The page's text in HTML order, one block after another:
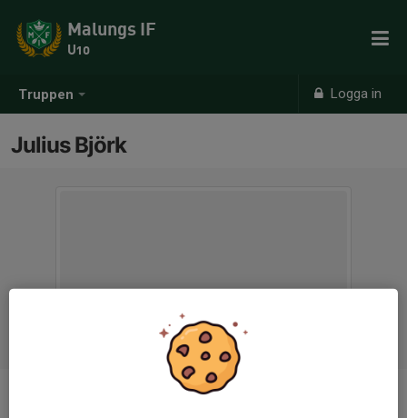
Truppen Logga in
Malungs IF
U10
Julius Björk